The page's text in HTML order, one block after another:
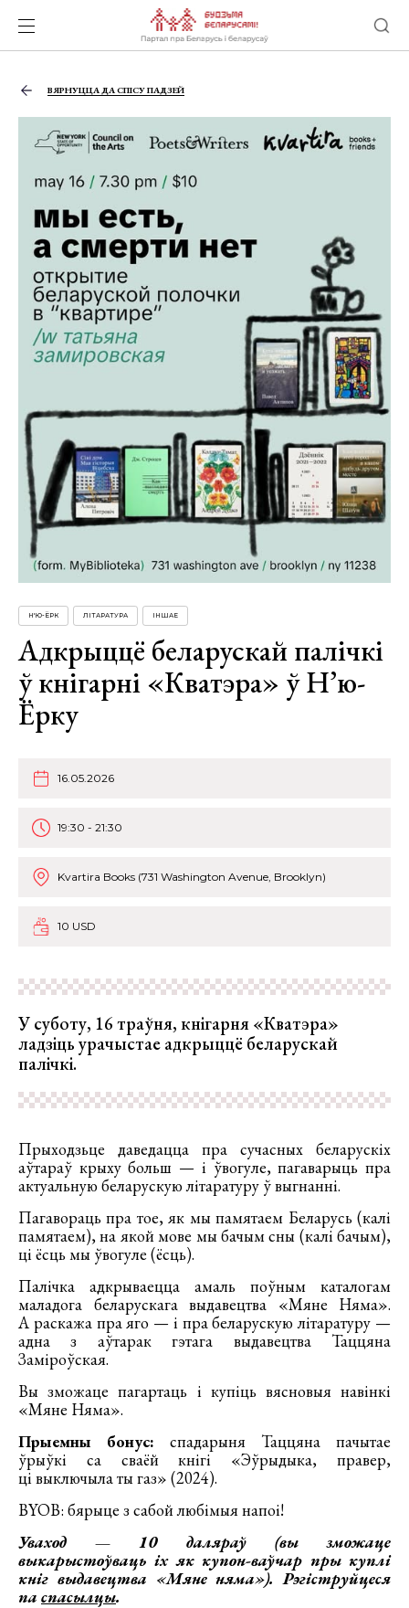
ВЯРНУЦЦА ДА СПІСУ ПАДЗЕЙ
Н'Ю-ЁРК ЛІТАРАТУРА ІНШАЕ
Адкрыццё беларускай палічкі
ў кнігарні «Кватэра» ў Н’ю-
Ёрку
16.05.2026
19:30 - 21:30
Kvartira Books (731 Washington Avenue, Brooklyn)
10 USD
У суботу, 16 траўня, кнігарня «Кватэра»
ладзіць урачыстае адкрыццё беларускай
палічкі.
Прыходзьце даведацца пра сучасных беларускіх
аўтараў крыху больш — і ўвогуле, пагаварыць пра
актуальную беларускую літаратуру ў выгнанні.
Пагавораць пра тое, як мы памятаем Беларусь (калі
памятаем), на якой мове мы бачым сны (калі бачым),
ці ёсць мы ўвогуле (ёсць).
Палічка адкрываецца амаль поўным каталогам
маладога беларускага выдавецтва «Мяне Няма».
А раскажа пра яго — і пра беларускую літаратуру —
адна з аўтарак гэтага выдавецтва Таццяна
Заміроўская.
Вы зможаце пагартаць і купіць вясновыя навінкі
«Мяне Няма».
Прыемны бонус: спадарыня Таццяна пачытае
ўрыўкі са сваёй кнігі «Эўрыдыка, правер,
ці выключыла ты газ» (2024).
BYOB: бярыце з сабой любімыя напоі!
Уваход — 10 даляраў (вы зможаце
выкарыстоўваць іх як купон-ваўчар пры куплі
кніг выдавецтва «Мяне няма»). Рэгіструйцеся
па спасылцы.